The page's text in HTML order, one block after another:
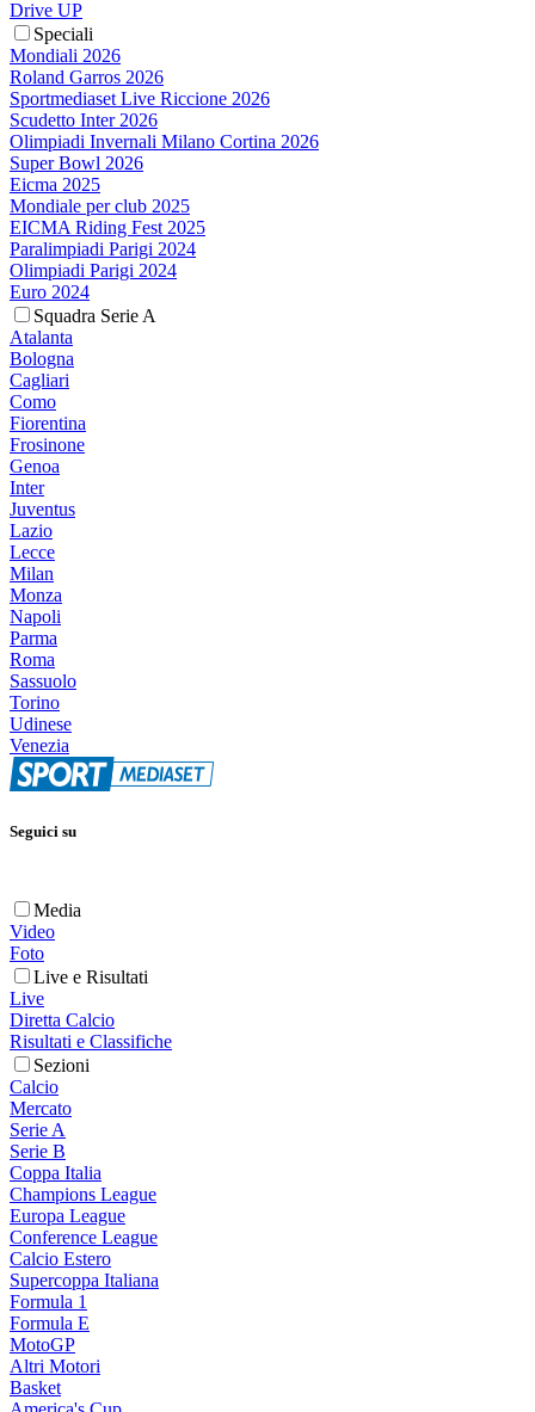
Drive UP
Speciali
Mondiali 2026
Roland Garros 2026
Sportmediaset Live Riccione 2026
Scudetto Inter 2026
Olimpiadi Invernali Milano Cortina 2026
Super Bowl 2026
Eicma 2025
Mondiale per club 2025
EICMA Riding Fest 2025
Paralimpiadi Parigi 2024
Olimpiadi Parigi 2024
Euro 2024
Squadra Serie A
Atalanta
Bologna
Cagliari
Como
Fiorentina
Frosinone
Genoa
Inter
Juventus
Lazio
Lecce
Milan
Monza
Napoli
Parma
Roma
Sassuolo
Torino
Udinese
Venezia
Seguici su
Media
Video
Foto
Live e Risultati
Live
Diretta Calcio
Risultati e Classifiche
Sezioni
Calcio
Mercato
Serie A
Serie B
Coppa Italia
Champions League
Europa League
Conference League
Calcio Estero
Supercoppa Italiana
Formula 1
Formula E
MotoGP
Altri Motori
Basket